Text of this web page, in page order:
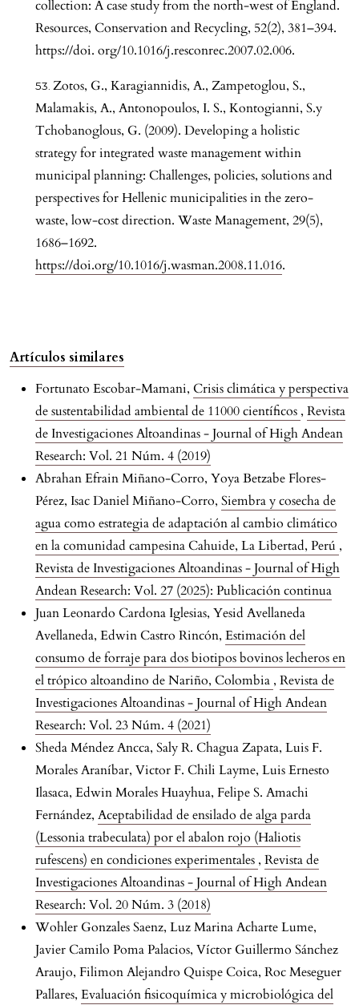
collection: A case study from the north-west of England.
Resources, Conservation and Recycling, 52(2), 381–394.
https://doi. org/10.1016/j.resconrec.2007.02.006.
Zotos, G., Karagiannidis, A., Zampetoglou, S.,
Malamakis, A., Antonopoulos, I. S., Kontogianni, S.y
Tchobanoglous, G. (2009). Developing a holistic
strategy for integrated waste management within
municipal planning: Challenges, policies, solutions and
perspectives for Hellenic municipalities in the zero-
waste, low-cost direction. Waste Management, 29(5),
1686–1692.
https://doi.org/10.1016/j.wasman.2008.11.016.
Artículos similares
Fortunato Escobar-Mamani, Crisis climática y perspectiva
de sustentabilidad ambiental de 11000 científicos , Revista
de Investigaciones Altoandinas - Journal of High Andean
Research: Vol. 21 Núm. 4 (2019)
Abrahan Efrain Miñano-Corro, Yoya Betzabe Flores-
Pérez, Isac Daniel Miñano-Corro, Siembra y cosecha de
agua como estrategia de adaptación al cambio climático
en la comunidad campesina Cahuide, La Libertad, Perú ,
Revista de Investigaciones Altoandinas - Journal of High
Andean Research: Vol. 27 (2025): Publicación continua
Juan Leonardo Cardona Iglesias, Yesid Avellaneda
Avellaneda, Edwin Castro Rincón, Estimación del
consumo de forraje para dos biotipos bovinos lecheros en
el trópico altoandino de Nariño, Colombia , Revista de
Investigaciones Altoandinas - Journal of High Andean
Research: Vol. 23 Núm. 4 (2021)
Sheda Méndez Ancca, Saly R. Chagua Zapata, Luis F.
Morales Araníbar, Victor F. Chili Layme, Luis Ernesto
Ilasaca, Edwin Morales Huayhua, Felipe S. Amachi
Fernández, Aceptabilidad de ensilado de alga parda
(Lessonia trabeculata) por el abalon rojo (Haliotis
rufescens) en condiciones experimentales , Revista de
Investigaciones Altoandinas - Journal of High Andean
Research: Vol. 20 Núm. 3 (2018)
Wohler Gonzales Saenz, Luz Marina Acharte Lume,
Javier Camilo Poma Palacios, Víctor Guillermo Sánchez
Araujo, Filimon Alejandro Quispe Coica, Roc Meseguer
Pallares, Evaluación fisicoquímica y microbiológica del